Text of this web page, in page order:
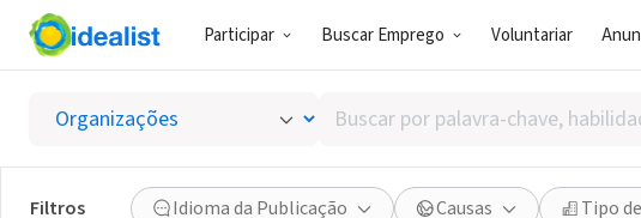
Participar Buscar Emprego Voluntariar
Buscar
por
palavra-
chave,
Filtros Idioma da Publicação Causas Tipo
Kind Footprint
Medellín, Antioquia, Colombia